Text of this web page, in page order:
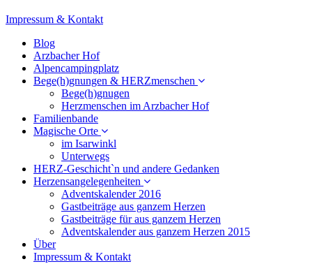
Impressum & Kontakt
Blog
Arzbacher Hof
Alpencampingplatz
Bege(h)gnungen & HERZmenschen
Bege(h)gnugen
Herzmenschen im Arzbacher Hof
Familienbande
Magische Orte
im Isarwinkl
Unterwegs
HERZ-Geschicht`n und andere Gedanken
Herzensangelegenheiten
Adventskalender 2016
Gastbeiträge aus ganzem Herzen
Gastbeiträge für aus ganzem Herzen
Adventskalender aus ganzem Herzen 2015
Über
Impressum & Kontakt